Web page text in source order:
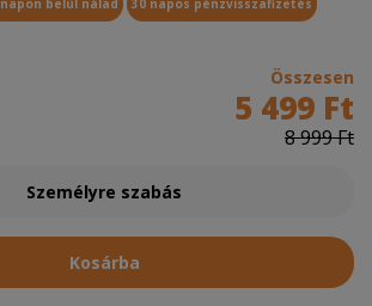
Összesen
5 499 Ft
8 999 Ft
Személyre szabás
Kosárba